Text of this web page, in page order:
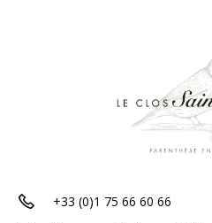
+33 (0)1 75 66 60 66